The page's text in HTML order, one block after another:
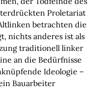
Proletariat
betrachten die
nichts anderes ist als
traditionell linker
an die Bedürfnisse
Ideologie –
Bauarbeiter